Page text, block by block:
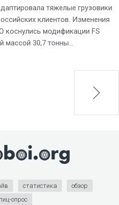
тяжелые грузовики
клиентов. Изменения
коснулись модификации FS
массой 30,7 тонны…
next
статистика
обзор
опрос